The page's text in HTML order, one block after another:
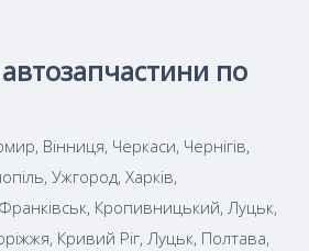
по
Вінниця, Черкаси, Чернігів,
Ужгород, Харків,
Кропивницький, Луцьк,
Кривий Ріг, Луцьк, Полтава,